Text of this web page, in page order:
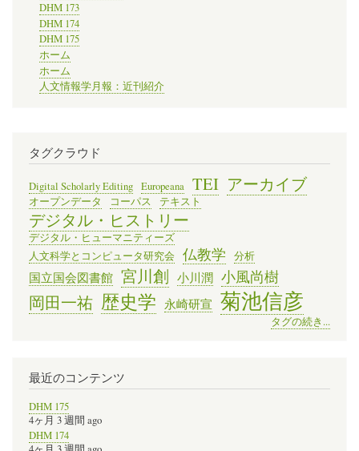
DHM 173
DHM 174
DHM 175
ホーム
ホーム
人文情報学月報：近刊紹介
タグクラウド
Digital Scholarly Editing Europeana TEI アーカイブ
オープンデータ コーパス テキスト
デジタル・ヒストリー
デジタル・ヒューマニティーズ
人文科学とコンピュータ研究会
仏教学 分析
国立国会図書館 宮川創 小川潤 小風尚樹
岡田一祐 歴史学 永崎研宣 菊池信彦
タグの続き...
最近のコンテンツ
DHM 175
4ヶ月 3 週間 ago
DHM 174